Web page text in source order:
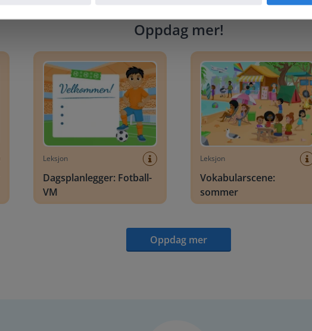
Oppdag mer!
Leksjon
Dagsplanlegger: Fotball-
VM
Leksjon
Vokabularscene:
sommer
Oppdag mer